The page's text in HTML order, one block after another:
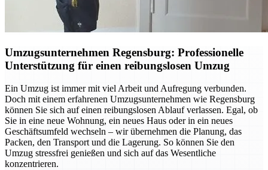
Umzugsunternehmen Regensburg: Professionelle
Unterstützung für einen reibungslosen Umzug
Ein Umzug ist immer mit viel Arbeit und Aufregung verbunden.
Doch mit einem erfahrenen Umzugsunternehmen wie Regensburg
können Sie sich auf einen reibungslosen Ablauf verlassen. Egal, ob
Sie in eine neue Wohnung, ein neues Haus oder in ein neues
Geschäftsumfeld wechseln – wir übernehmen die Planung, das
Packen, den Transport und die Lagerung. So können Sie den
Umzug stressfrei genießen und sich auf das Wesentliche
konzentrieren.